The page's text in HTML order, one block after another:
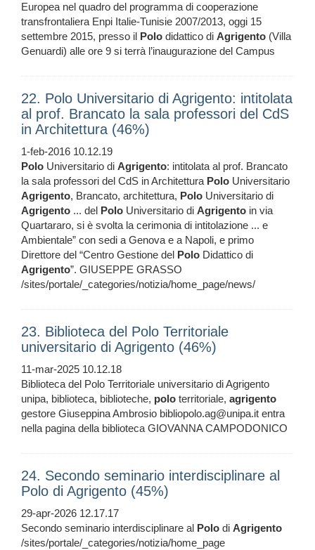
Europea nel quadro del programma di cooperazione
transfrontaliera Enpi Italie-Tunisie 2007/2013, oggi 15
settembre 2015, presso il Polo didattico di Agrigento (Villa
Genuardi) alle ore 9 si terrà l’inaugurazione del Campus
22. Polo Universitario di Agrigento: intitolata
al prof. Brancato la sala professori del CdS
in Architettura (46%)
1-feb-2016 10.12.19
Polo Universitario di Agrigento: intitolata al prof. Brancato
la sala professori del CdS in Architettura Polo Universitario
Agrigento, Brancato, architettura, Polo Universitario di
Agrigento ... del Polo Universitario di Agrigento in via
Quartararo, si è svolta la cerimonia di intitolazione ... e
Ambientale” con sedi a Genova e a Napoli, e primo
Direttore del “Centro Gestione del Polo Didattico di
Agrigento”. GIUSEPPE GRASSO
/sites/portale/_categories/notizia/home_page/news/
23. Biblioteca del Polo Territoriale
universitario di Agrigento (46%)
11-mar-2025 10.12.18
Biblioteca del Polo Territoriale universitario di Agrigento
unipa, biblioteca, biblioteche, polo territoriale, agrigento
gestore Giuseppina Ambrosio bibliopolo.ag@unipa.it entra
nella pagina della biblioteca GIOVANNA CAMPODONICO
24. Secondo seminario interdisciplinare al
Polo di Agrigento (45%)
29-apr-2026 12.17.17
Secondo seminario interdisciplinare al Polo di Agrigento
/sites/portale/_categories/notizia/home_page